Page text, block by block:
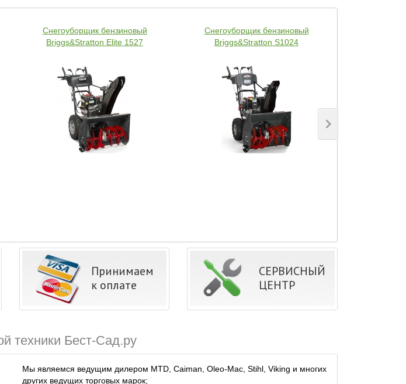
Снегоуборщик бензиновый
Briggs&Stratton Elite 1527
Снегоуборщик бензиновый
Briggs&Stratton S1024
Принимаем
к оплате
СЕРВИСНЫЙ
ЦЕНТР
техники Бест-Сад.ру
Мы являемся ведущим дилером MTD, Caiman, Oleo-Mac, Stihl, Viking и многих
других ведущих торговых марок;